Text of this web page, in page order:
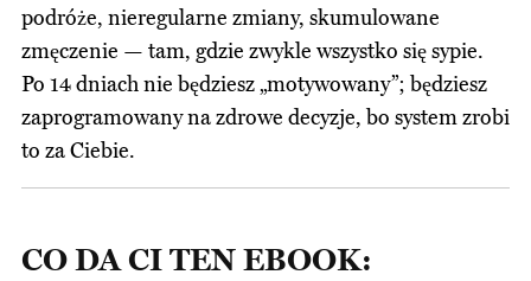
podróże, nieregularne zmiany, skumulowane
zmęczenie — tam, gdzie zwykle wszystko się sypie.
Po 14 dniach nie będziesz „motywowany”; będziesz
zaprogramowany na zdrowe decyzje, bo system zrobi
to za Ciebie.
CO DA CI TEN EBOOK: